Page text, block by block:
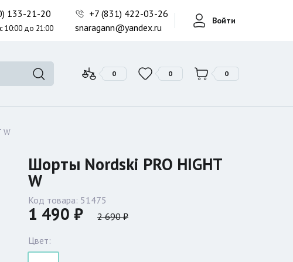
133-21-20
10:00 до 21:00
+7 (831) 422-03-26
snaragann@yandex.ru
Войти
0 0 0
Фонари поисковые
Фонари тактические
W
Шорты Nordski PRO HIGHT
W
Код товара: 51475
1 490 ₽ 2 690 ₽
Цвет: